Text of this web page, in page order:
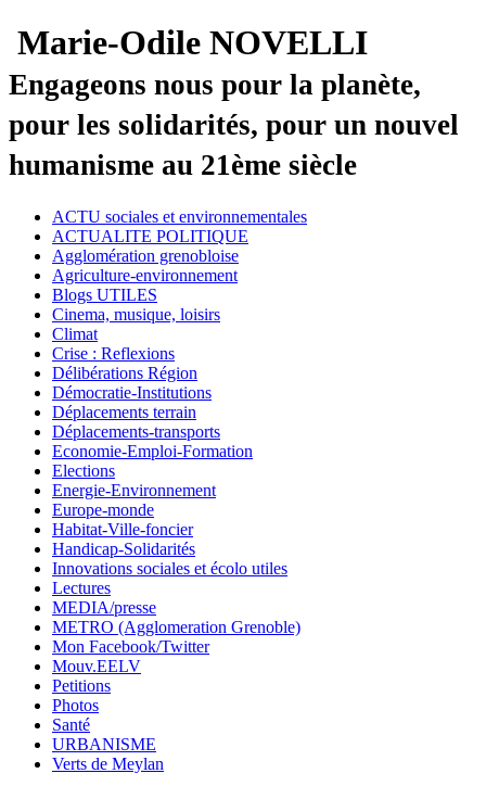
Marie-Odile NOVELLI
Engageons nous pour la planète,
pour les solidarités, pour un nouvel
humanisme au 21ème siècle
ACTU sociales et environnementales
ACTUALITE POLITIQUE
Agglomération grenobloise
Agriculture-environnement
Blogs UTILES
Cinema, musique, loisirs
Climat
Crise : Reflexions
Délibérations Région
Démocratie-Institutions
Déplacements terrain
Déplacements-transports
Economie-Emploi-Formation
Elections
Energie-Environnement
Europe-monde
Habitat-Ville-foncier
Handicap-Solidarités
Innovations sociales et écolo utiles
Lectures
MEDIA/presse
METRO (Agglomeration Grenoble)
Mon Facebook/Twitter
Mouv.EELV
Petitions
Photos
Santé
URBANISME
Verts de Meylan